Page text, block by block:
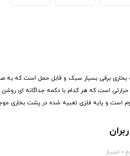
بسیار سبک و قابل حمل است که به صورت رومیزی و یا
است که هر کدام با دکمه جداگانه ای